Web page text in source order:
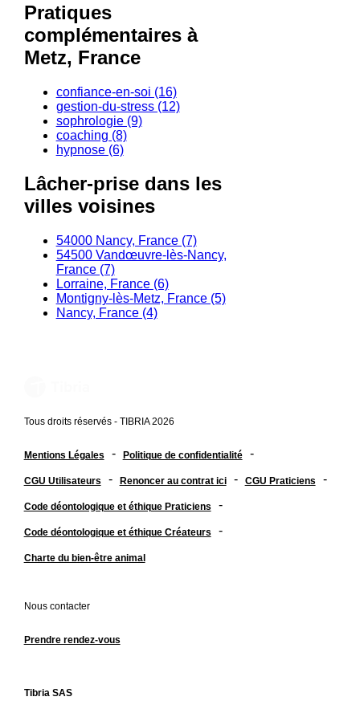
Pratiques
complémentaires à
Metz, France
confiance-en-soi (16)
gestion-du-stress (12)
sophrologie (9)
coaching (8)
hypnose (6)
Lâcher-prise dans les
villes voisines
54000 Nancy, France (7)
54500 Vandœuvre-lès-Nancy,
France (7)
Lorraine, France (6)
Montigny-lès-Metz, France (5)
Nancy, France (4)
Tous droits réservés - TIBRIA 2026
Mentions Légales - Politique de confidentialité -
CGU Utilisateurs - Renoncer au contrat ici - CGU Praticiens -
Code déontologique et éthique Praticiens -
Code déontologique et éthique Créateurs -
Charte du bien-être animal
Nous contacter
Prendre rendez-vous
Tibria SAS